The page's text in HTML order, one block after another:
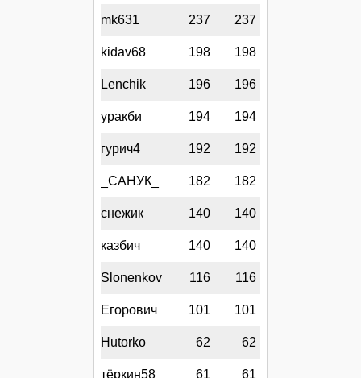
mk631 237 237
kidav68 198 198
Lenchik 196 196
уракби 194 194
гурич4 192 192
_САНУК_ 182 182
снежик 140 140
казбич 140 140
Slonenkov 116 116
Егорович 101 101
Hutorko 62 62
тёркин58 61 61